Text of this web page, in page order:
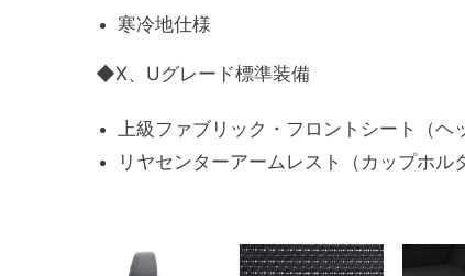
寒冷地仕様
◆X、Uグレード標準装備
上級ファブリック・フロントシート（ヘ
リヤセンターアームレスト（カップホル